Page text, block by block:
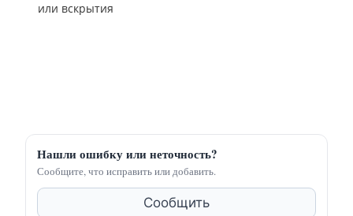
или вскрытия
Нашли ошибку или неточность?
Сообщите, что исправить или добавить.
Сообщить